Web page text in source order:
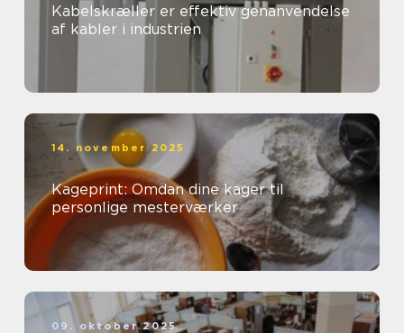
Kabelskræller er effektiv genanvendelse
af kabler i industrien
14. november 2025
Kageprint: Omdan dine kager til
personlige mesterværker
09. oktober 2025